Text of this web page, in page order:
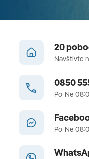
20
Navštívte
0850
Po-Ne
Po-Ne